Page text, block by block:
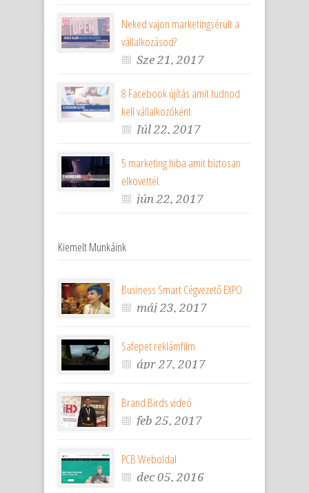
Neked vajon marketingsérült a
vállalkozásod?
Sze 21, 2017
8 Facebook újítás amit tudnod
kell vállalkozóként
Júl 22, 2017
5 marketing hiba amit biztosan
elkövettél.
jún 22, 2017
Kiemelt Munkáink
Business Smart Cégvezető EXPO
máj 23, 2017
Safepet reklámfilm
ápr 27, 2017
Brand Birds videó
feb 25, 2017
PCB Weboldal
dec 05, 2016